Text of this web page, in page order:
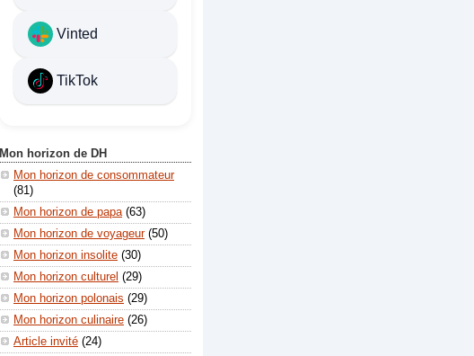
Vinted
TikTok
Mon horizon de DH
Mon horizon de consommateur
(81)
Mon horizon de papa (63)
Mon horizon de voyageur (50)
Mon horizon insolite (30)
Mon horizon culturel (29)
Mon horizon polonais (29)
Mon horizon culinaire (26)
Article invité (24)